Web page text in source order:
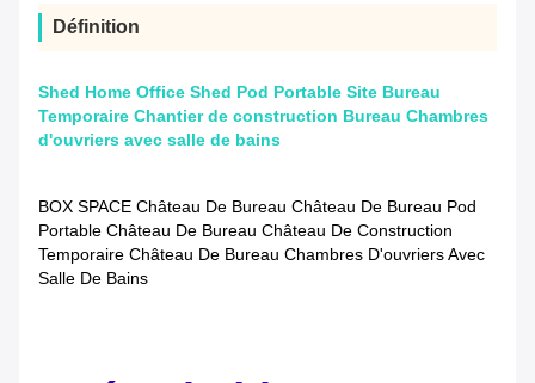
Définition
Shed Home Office Shed Pod Portable Site Bureau
Temporaire Chantier de construction Bureau Chambres
d'ouvriers avec salle de bains
BOX SPACE Château De Bureau Château De Bureau Pod
Portable Château De Bureau Château De Construction
Temporaire Château De Bureau Chambres D'ouvriers Avec
Salle De Bains